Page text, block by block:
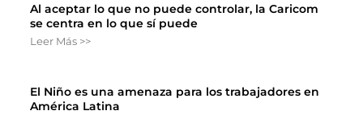
Al aceptar lo que no puede controlar, la Caricom
se centra en lo que sí puede
Leer Más >>
El Niño es una amenaza para los trabajadores en
América Latina